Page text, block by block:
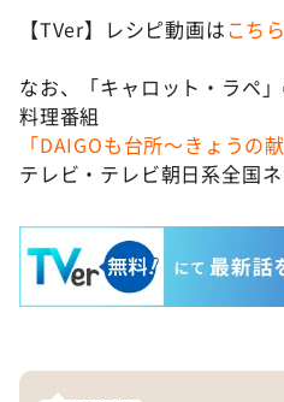
【TVer】レシピ動画はこちら
なお、「キャロット・ラペ
料理番組
「DAIGOも台所～きょうの
テレビ・テレビ朝日系全国